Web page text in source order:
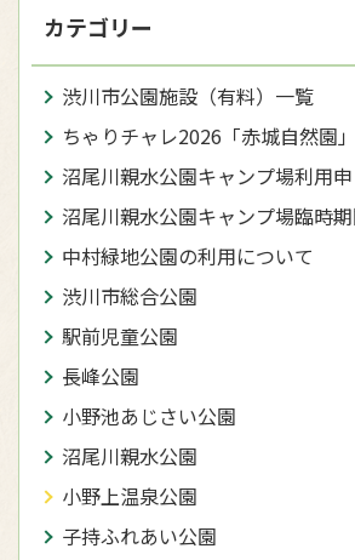
カテゴリー
渋川市公園施設（有料）一覧
ちゃりチャレ2026「赤城自然園
沼尾川親水公園キャンプ場利用
沼尾川親水公園キャンプ場臨時
中村緑地公園の利用について
渋川市総合公園
駅前児童公園
長峰公園
小野池あじさい公園
沼尾川親水公園
小野上温泉公園
子持ふれあい公園